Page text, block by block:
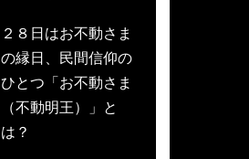
２８日はお不動さま
の縁日、民間信仰の
ひとつ「お不動さま
（不動明王）」と
は？